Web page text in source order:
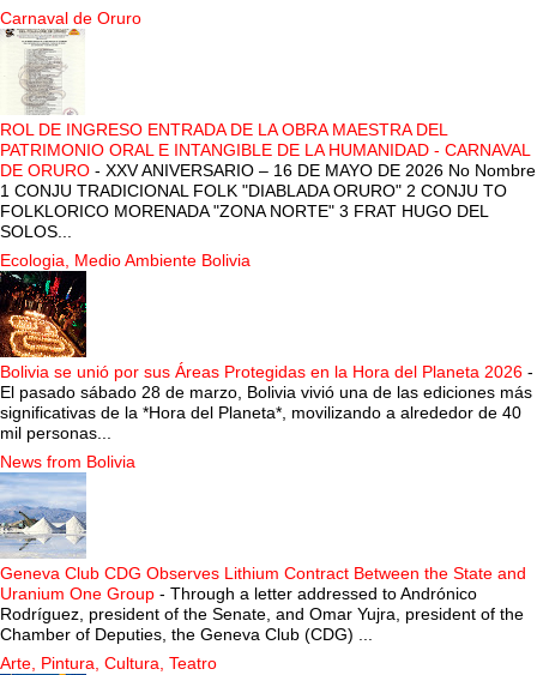
Carnaval de Oruro
ROL DE INGRESO ENTRADA DE LA OBRA MAESTRA DEL
PATRIMONIO ORAL E INTANGIBLE DE LA HUMANIDAD - CARNAVAL
DE ORURO - XXV ANIVERSARIO – 16 DE MAYO DE 2026 No Nombre
1 CONJU TRADICIONAL FOLK "DIABLADA ORURO" 2 CONJU TO
FOLKLORICO MORENADA "ZONA NORTE" 3 FRAT HUGO DEL
SOLOS...
Ecologia, Medio Ambiente Bolivia
Bolivia se unió por sus Áreas Protegidas en la Hora del Planeta 2026 -
El pasado sábado 28 de marzo, Bolivia vivió una de las ediciones más
significativas de la *Hora del Planeta*, movilizando a alrededor de 40
mil personas...
News from Bolivia
Geneva Club CDG Observes Lithium Contract Between the State and
Uranium One Group - Through a letter addressed to Andrónico
Rodríguez, president of the Senate, and Omar Yujra, president of the
Chamber of Deputies, the Geneva Club (CDG) ...
Arte, Pintura, Cultura, Teatro